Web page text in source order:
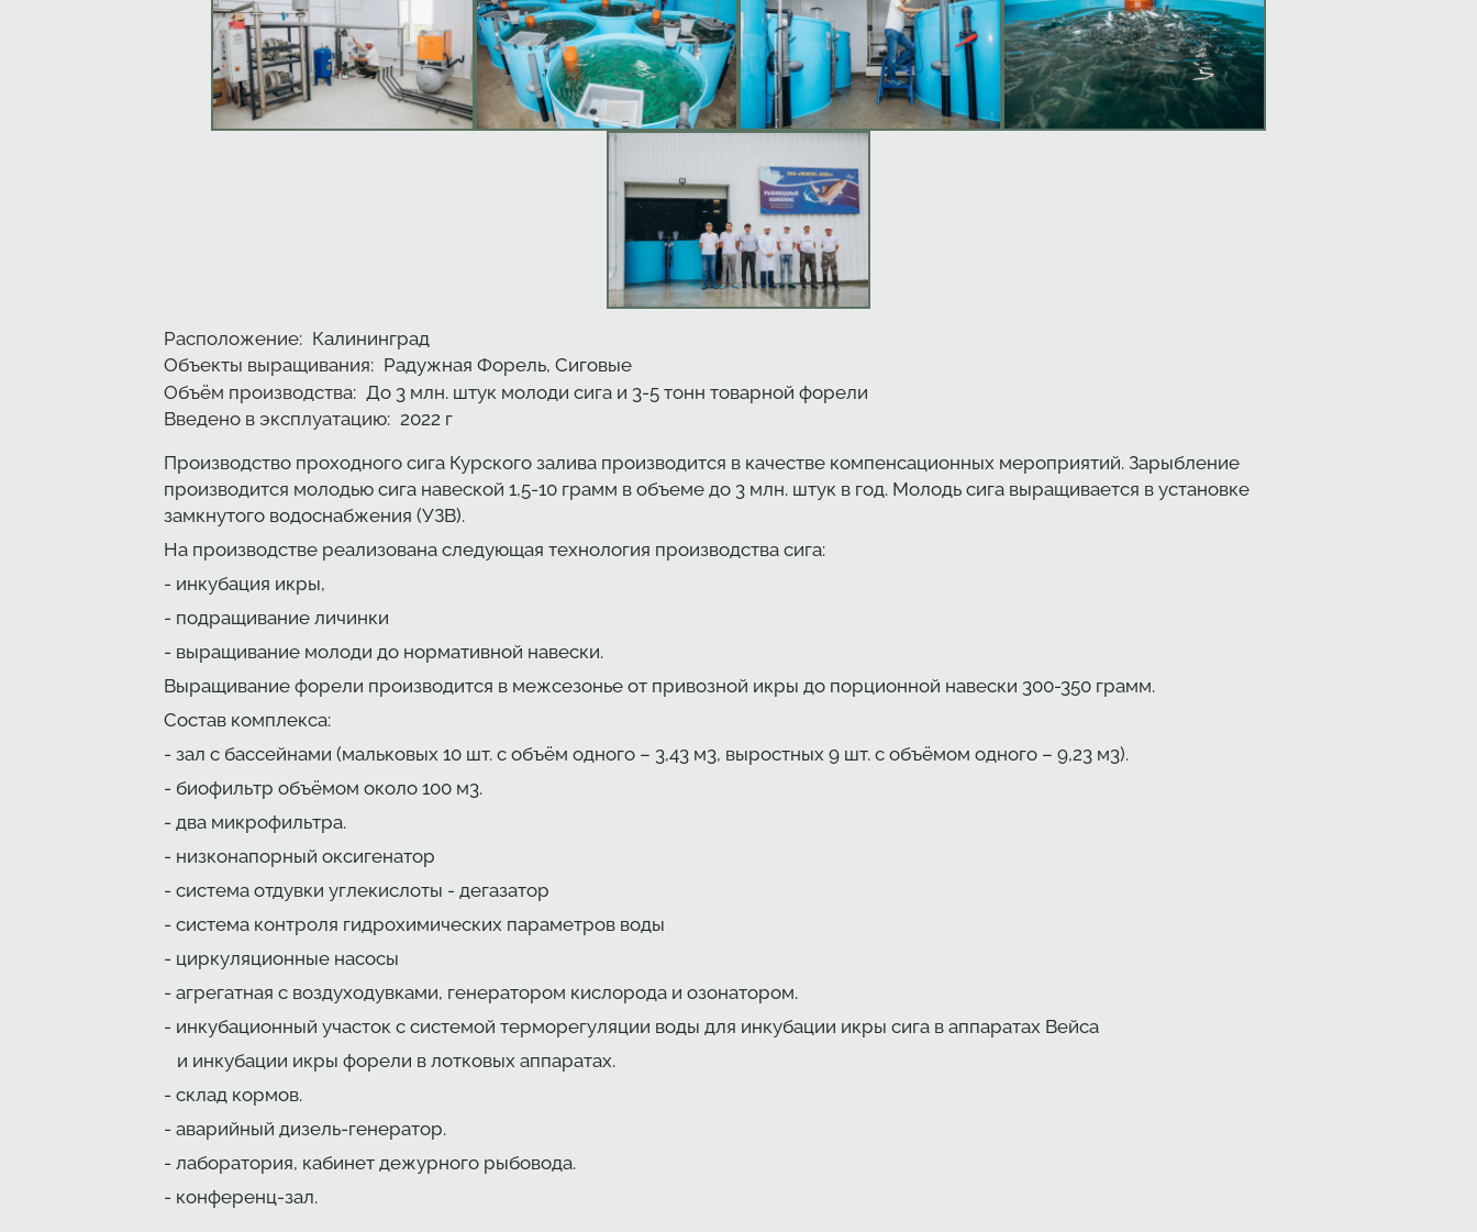
Характеристики
Расположение: Калининград
Объекты выращивания: Радужная Форель,Сиговые
Объём производства: До 3 млн. штук молоди сига и 3-5 тонн товарной форели
Введено в эксплуатацию: 2022 г
Производство проходного сига Курского залива производится в качестве компенсационных мероприятий. Зарыбление
производится молодью сига навеской 1,5-10 грамм в объеме до 3 млн. штук в год. Молодь сига выращивается в установке
замкнутого водоснабжения (УЗВ).
На производстве реализована следующая технология производства сига:
- инкубация икры,
- подращивание личинки
- выращивание молоди до нормативной навески.
Выращивание форели производится в межсезонье от привозной икры до порционной навески 300-350 грамм.
Состав комплекса:
- зал с бассейнами (мальковых 10 шт. с объём одного – 3,43 м3, выростных 9 шт. с объёмом одного – 9,23 м3).
- биофильтр объёмом около 100 м3.
- два микрофильтра.
- низконапорный оксигенатор
- система отдувки углекислоты - дегазатор
- система контроля гидрохимических параметров воды
- циркуляционные насосы
- агрегатная с воздуходувками, генератором кислорода и озонатором.
- инкубационный участок с системой терморегуляции воды для инкубации икры сига в аппаратах Вейса
и инкубации икры форели в лотковых аппаратах.
- склад кормов.
- аварийный дизель-генератор.
- лаборатория, кабинет дежурного рыбовода.
- конференц-зал.